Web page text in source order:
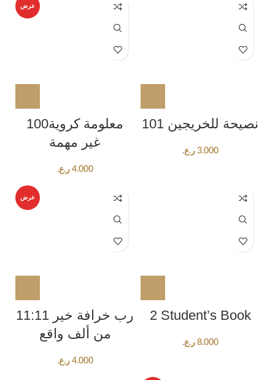
عرض
100معلومة كروية
غير مهمة
4.000 ر.ع.
101 نصيحة للخريجين
3.000 ر.ع.
عرض
11:11 رب خرافة خير
من ألف واقع
4.000 ر.ع.
2 Student’s Book
8.000 ر.ع.